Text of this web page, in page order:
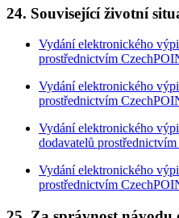
24. Související životní
Vydání elektronického
prostřednictvím
Vydání elektronického
prostřednictvím
Vydání elektronického
dodavatelů
Vydání elektronického
prostřednictvím